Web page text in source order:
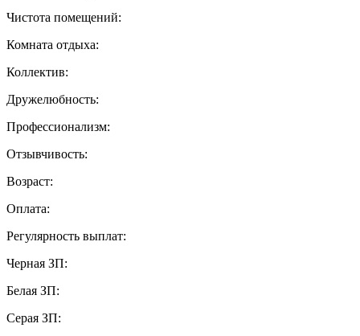
Чистота помещений:
Комната отдыха:
Коллектив:
Дружелюбность:
Профессионализм:
Отзывчивость:
Возраст:
Оплата:
Регулярность выплат:
Черная ЗП:
Белая ЗП:
Серая ЗП: